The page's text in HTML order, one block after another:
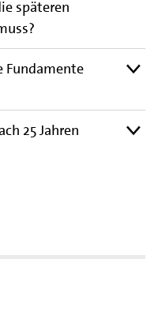
späteren
Fundamente
25 Jahren